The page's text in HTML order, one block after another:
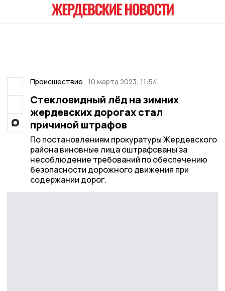
Происшествие 10 марта 2023, 11:54
Стекловидный лёд на зимних
жердевских дорогах стал
причиной штрафов
По постановлениям прокуратуры Жердевского
района виновные лица оштрафованы за
несоблюдение требований по обеспечению
безопасности дорожного движения при
содержании дорог.